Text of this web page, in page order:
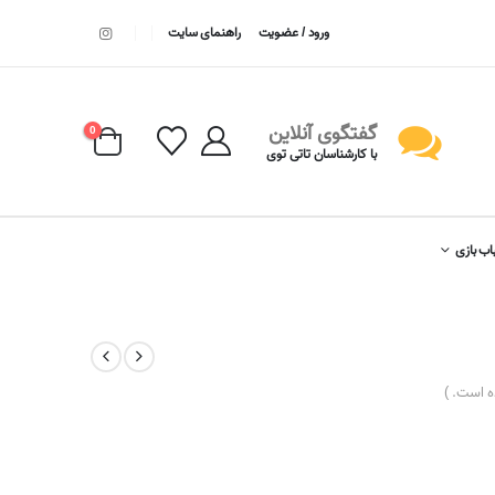
ورود / عضویت راهنمای سایت
گفتگوی آنلاین
با کارشناسان تاتی توی
0
بازی
است. )